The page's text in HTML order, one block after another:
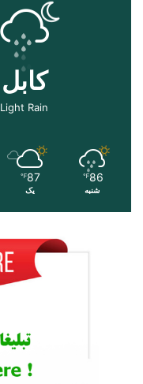
کابل
Light Rain
86
℉
شنبه
87
℉
یک